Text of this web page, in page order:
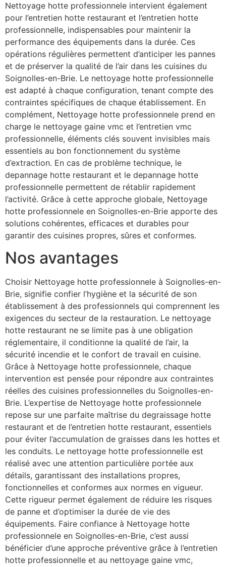
Nettoyage hotte professionnele intervient également
pour l’entretien hotte restaurant et l’entretien hotte
professionnelle, indispensables pour maintenir la
performance des équipements dans la durée. Ces
opérations régulières permettent d’anticiper les pannes
et de préserver la qualité de l’air dans les cuisines du
Soignolles-en-Brie. Le nettoyage hotte professionnelle
est adapté à chaque configuration, tenant compte des
contraintes spécifiques de chaque établissement. En
complément, Nettoyage hotte professionnele prend en
charge le nettoyage gaine vmc et l’entretien vmc
professionnelle, éléments clés souvent invisibles mais
essentiels au bon fonctionnement du système
d’extraction. En cas de problème technique, le
depannage hotte restaurant et le depannage hotte
professionnelle permettent de rétablir rapidement
l’activité. Grâce à cette approche globale, Nettoyage
hotte professionnele en Soignolles-en-Brie apporte des
solutions cohérentes, efficaces et durables pour
garantir des cuisines propres, sûres et conformes.
Nos avantages
Choisir Nettoyage hotte professionnele à Soignolles-en-
Brie, signifie confier l’hygiène et la sécurité de son
établissement à des professionnels qui comprennent les
exigences du secteur de la restauration. Le nettoyage
hotte restaurant ne se limite pas à une obligation
réglementaire, il conditionne la qualité de l’air, la
sécurité incendie et le confort de travail en cuisine.
Grâce à Nettoyage hotte professionnele, chaque
intervention est pensée pour répondre aux contraintes
réelles des cuisines professionnelles du Soignolles-en-
Brie. L’expertise de Nettoyage hotte professionnele
repose sur une parfaite maîtrise du degraissage hotte
restaurant et de l’entretien hotte restaurant, essentiels
pour éviter l’accumulation de graisses dans les hottes et
les conduits. Le nettoyage hotte professionnelle est
réalisé avec une attention particulière portée aux
détails, garantissant des installations propres,
fonctionnelles et conformes aux normes en vigueur.
Cette rigueur permet également de réduire les risques
de panne et d’optimiser la durée de vie des
équipements. Faire confiance à Nettoyage hotte
professionnele en Soignolles-en-Brie, c’est aussi
bénéficier d’une approche préventive grâce à l’entretien
hotte professionnelle et au nettoyage gaine vmc,